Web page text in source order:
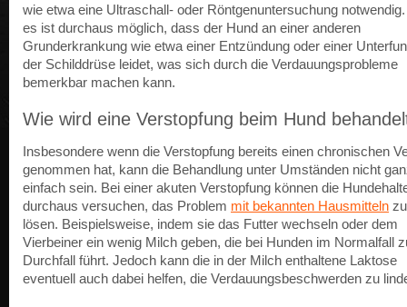
wie etwa eine Ultraschall- oder Röntgenuntersuchung
es ist durchaus möglich, dass der Hund an einer anderen
Grunderkrankung wie etwa einer Entzündung oder einer
der Schilddrüse leidet, was sich durch die Verdauungsprobleme
bemerkbar machen kann.
Wie wird eine Verstopfung beim Hund
Insbesondere wenn die Verstopfung bereits einen chronischen
genommen hat, kann die Behandlung unter Umständen nicht
einfach sein. Bei einer akuten Verstopfung können die
durchaus versuchen, das Problem mit bekannten Hausmitteln zu
lösen. Beispielsweise, indem sie das Futter wechseln oder dem
Vierbeiner ein wenig Milch geben, die bei Hunden im Normalfall
Durchfall führt. Jedoch kann die in der Milch enthaltene Laktose
eventuell auch dabei helfen, die Verdauungsbeschwerden zu